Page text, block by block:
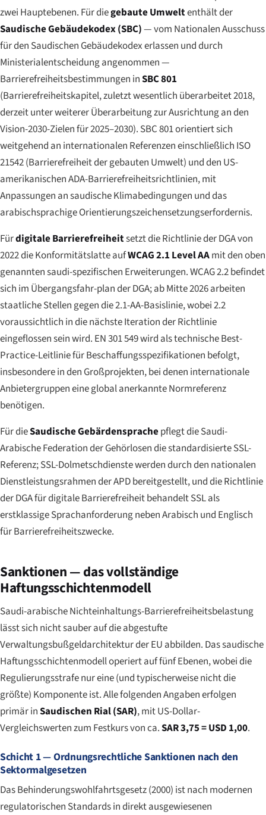
zwei Hauptebenen. Für diegebaute Umweltenthält der
Saudische Gebäudekodex (SBC)— vom Nationalen Ausschuss
für den Saudischen Gebäudekodex erlassen und durch
Ministerialentscheidung angenommen —
Barrierefreiheitsbestimmungen inSBC 801
(Barrierefreiheitskapitel, zuletzt wesentlich überarbeitet 2018,
derzeit unter weiterer Überarbeitung zur Ausrichtung an den
Vision-2030-Zielen für 2025–2030). SBC 801 orientiert sich
weitgehend an internationalen Referenzen einschließlich ISO
21542 (Barrierefreiheit der gebauten Umwelt) und den US-
amerikanischen ADA-Barrierefreiheitsrichtlinien, mit
Anpassungen an saudische Klimabedingungen und das
arabischsprachige Orientierungszeichensetzungserfordernis.
Fürdigitale Barrierefreiheitsetzt die Richtlinie der DGA von
2022 die Konformitätslatte aufWCAG 2.1 Level AAmit den oben
genannten saudi-spezifischen Erweiterungen. WCAG 2.2 befindet
sich im Übergangsfahr-plan der DGA; ab Mitte 2026 arbeiten
staatliche Stellen gegen die 2.1-AA-Basislinie, wobei 2.2
voraussichtlich in die nächste Iteration der Richtlinie
eingeflossen sein wird. EN 301 549 wird als technische Best-
Practice-Leitlinie für Beschaffungsspezifikationen befolgt,
insbesondere in den Großprojekten, bei denen internationale
Anbietergruppen eine global anerkannte Normreferenz
benötigen.
Für dieSaudische Gebärdensprachepflegt die Saudi-
Arabische Federation der Gehörlosen die standardisierte SSL-
Referenz; SSL-Dolmetschdienste werden durch den nationalen
Dienstleistungsrahmen der APD bereitgestellt, und die Richtlinie
der DGA für digitale Barrierefreiheit behandelt SSL als
erstklassige Sprachanforderung neben Arabisch und Englisch
für Barrierefreiheitszwecke.
Sanktionen — das vollständige
Haftungsschichtenmodell
Saudi-arabische Nichteinhaltungs-Barrierefreiheitsbelastung
lässt sich nicht sauber auf die abgestufte
Verwaltungsbußgeldarchitektur der EU abbilden. Das saudische
Haftungsschichtenmodell operiert auf fünf Ebenen, wobei die
Regulierungsstrafe nur eine (und typischerweise nicht die
größte) Komponente ist. Alle folgenden Angaben erfolgen
primär inSaudischen Rial (SAR), mit US-Dollar-
Vergleichswerten zum Festkurs von ca.SAR 3,75 = USD 1,00.
Schicht 1 — Ordnungsrechtliche Sanktionen nach den
Sektormalgesetzen
Das Behinderungswohlfahrtsgesetz (2000) ist nach modernen
regulatorischen Standards in direkt ausgewiesenen